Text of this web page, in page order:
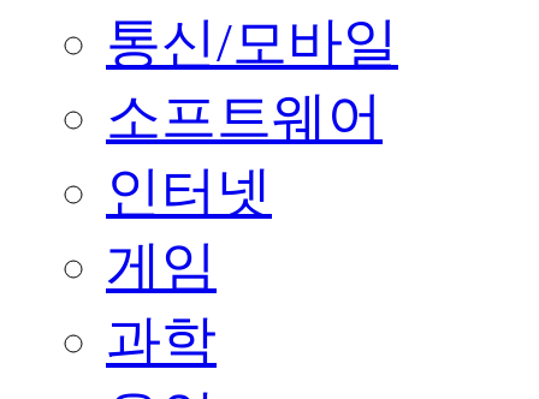
통신/모바일
소프트웨어
인터넷
게임
과학